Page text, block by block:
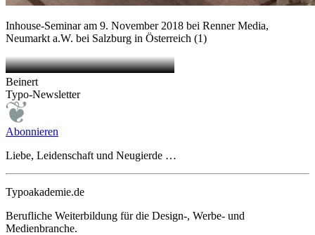
Inhouse-Seminar am 9. November 2018 bei Renner Media,
Neumarkt a.W. bei Salzburg in Österreich (1)
Beinert
Typo-Newsletter
Abonnieren
Liebe, Leidenschaft und Neugierde …
Typoakademie.de
Berufliche Weiterbildung für die Design-, Werbe- und
Medienbranche.